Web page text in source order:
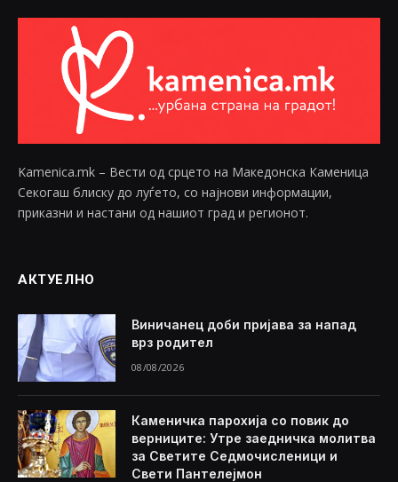
Kamenica.mk – Вести од срцето на Македонска Каменица
Секогаш блиску до луѓето, со најнови информации,
приказни и настани од нашиот град и регионот.
АКТУЕЛНО
Виничанец доби пријава за напад
врз родител
08/08/2026
Каменичка парохија со повик до
верниците: Утре заедничка молитва
за Светите Седмочисленици и
Свети Пантелејмон